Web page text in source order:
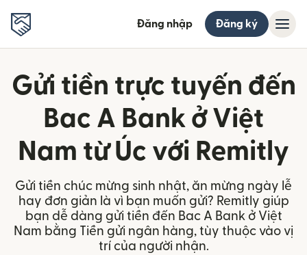
Đăng nhập Đăng ký
Gửi tiền trực tuyến đến
Bac A Bank ở Việt
Nam từ Úc với Remitly
Gửi tiền chúc mừng sinh nhật, ăn mừng ngày lễ
hay đơn giản là vì bạn muốn gửi? Remitly giúp
bạn dễ dàng gửi tiền đến Bac A Bank ở Việt
Nam bằng Tiền gửi ngân hàng, tùy thuộc vào vị
trí của người nhận.